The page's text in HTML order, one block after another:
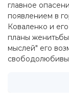
главное
появлением в
Коваленко и
планы
мыслей" его